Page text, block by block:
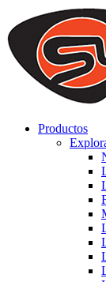
We use cookies
you a better
ACCEPT AND
Productos